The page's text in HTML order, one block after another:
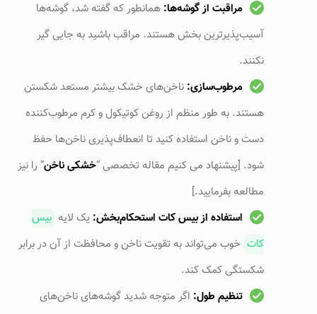
مراقبت از گوشه‌ها: همانطور که گفته شد، گوشه‌ها
آسیب‌پذیرترین بخش هستند. مراقب باشید به جایی گیر
نکنند.
مرطوب‌سازی: ناخن‌های خشک بیشتر مستعد شکستن
هستند. به طور منظم از روغن کوتیکول و کرم مرطوب‌کننده
دست و ناخن استفاده کنید تا انعطاف‌پذیری ناخن‌ها حفظ
شود. [پیشنهاد می کنیم مقاله تخصصی “خشکی ناخن” را نیز
مطالعه بفرمایید.]
استفاده از بیس کات استحکام‌بخش: یک لایه بیس
کات خوب می‌تواند به تقویت ناخن و محافظت از آن در برابر
شکستگی کمک کند.
تنظیم طول: اگر متوجه شدید گوشه‌های ناخن‌های